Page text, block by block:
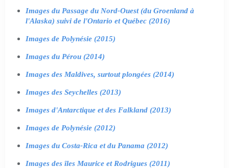
Images du Passage du Nord-Ouest (du Groenland à
l'Alaska) suivi de l'Ontario et Québec (2016)
Images de Polynésie (2015)
Images du Pérou (2014)
Images des Maldives, surtout plongées (2014)
Images des Seychelles (2013)
Images d'Antarctique et des Falkland (2013)
Images de Polynésie (2012)
Images du Costa-Rica et du Panama (2012)
Images des îles Maurice et Rodrigues (2011)